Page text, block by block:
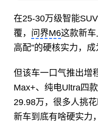
在25-30万级智能
覆， 问界M6这款新车
高配”的硬核实力，成
但该车一口气推出增
Max+、纯电Ultra四
29.98万，很多人挑
新车到底有啥硬实力